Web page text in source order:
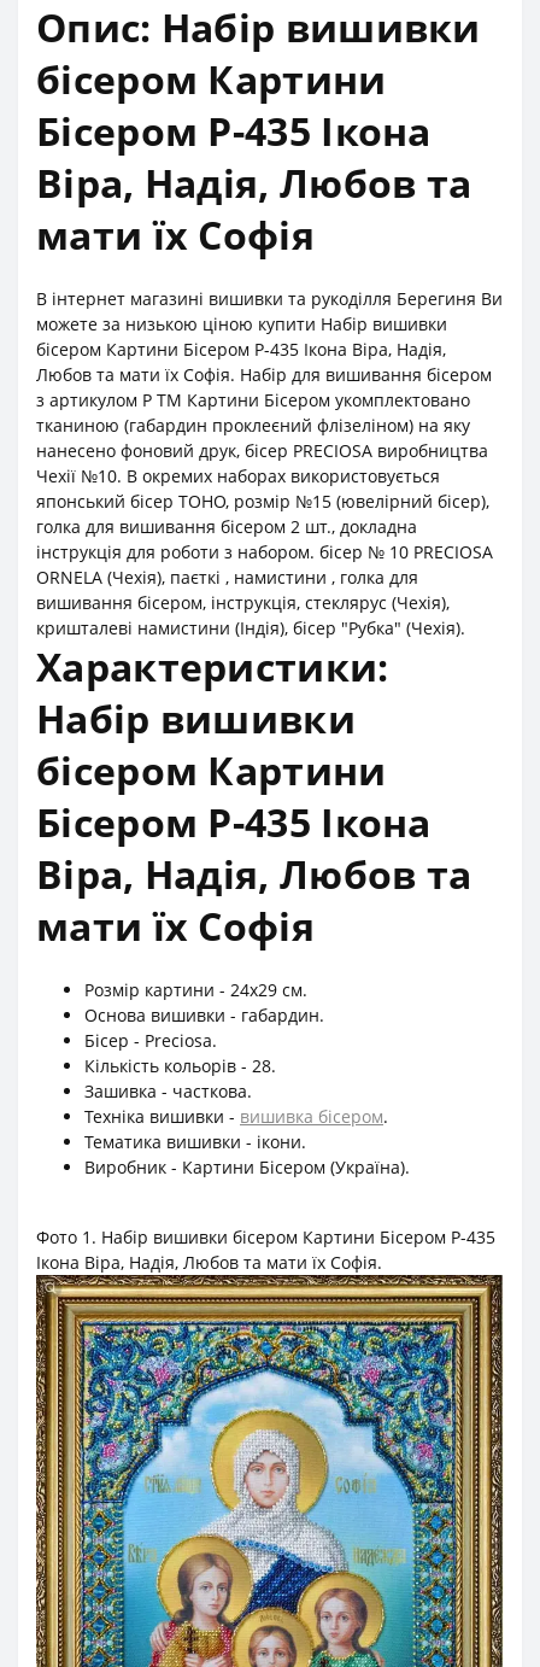
Опис: Набір вишивки
бісером Картини
Бісером Р-435 Ікона
Віра, Надія, Любов та
мати їх Софія
В інтернет магазині вишивки та рукоділля Берегиня Ви
можете за низькою ціною купити Набір вишивки
бісером Картини Бісером Р-435 Ікона Віра, Надія,
Любов та мати їх Софія. Набір для вишивання бісером
з артикулом Р ТМ Картини Бісером укомплектовано
тканиною (габардин проклеєний флізеліном) на яку
нанесено фоновий друк, бісер PRECIOSA виробництва
Чехії №10. В окремих наборах використовується
японський бісер TOHO, розмір №15 (ювелірний бісер),
голка для вишивання бісером 2 шт., докладна
інструкція для роботи з набором. бісер № 10 PRECIOSA
ORNELA (Чехія), паєткі , намистини , голка для
вишивання бісером, інструкція, стеклярус (Чехія),
кришталеві намистини (Індія), бісер "Рубка" (Чехія).
Характеристики:
Набір вишивки
бісером Картини
Бісером Р-435 Ікона
Віра, Надія, Любов та
мати їх Софія
Розмір картини - 24х29 см.
Основа вишивки - габардин.
Бісер - Preciosa.
Кількість кольорів - 28.
Зашивка - часткова.
Техніка вишивки - вишивка бісером.
Тематика вишивки - ікони.
Виробник - Картини Бісером (Україна).
Фото 1. Набір вишивки бісером Картини Бісером Р-435
Ікона Віра, Надія, Любов та мати їх Софія.